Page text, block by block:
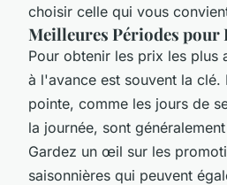
choisir celle qui vous
Meilleures Périodes pour
Pour obtenir les prix les plus
à l'avance est souvent la clé.
pointe, comme les jours de
la journée, sont
Gardez un œil sur les
saisonnières qui peuvent